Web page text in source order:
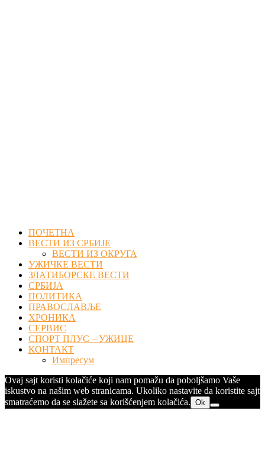
ПОЧЕТНА
ВЕСТИ ИЗ СРБИЈЕ
ВЕСТИ ИЗ ОКРУГА
УЖИЧКЕ ВЕСТИ
ЗЛАТИБОРСКЕ ВЕСТИ
СРБИЈА
ПОЛИТИКА
ПРАВОСЛАВЉЕ
ХРОНИКА
СЕРВИС
СПОРТ ПЛУС – УЖИЦЕ
КОНТАКТ
Импресум
Ovaj sajt koristi kolačiće koji nam pomažu da poboljšamo Vaše
iskustvo na našim web stranicama. Ukoliko nastavite da koristite sajt
smatraćemo da se slažete sa korišćenjem kolačića. Ok